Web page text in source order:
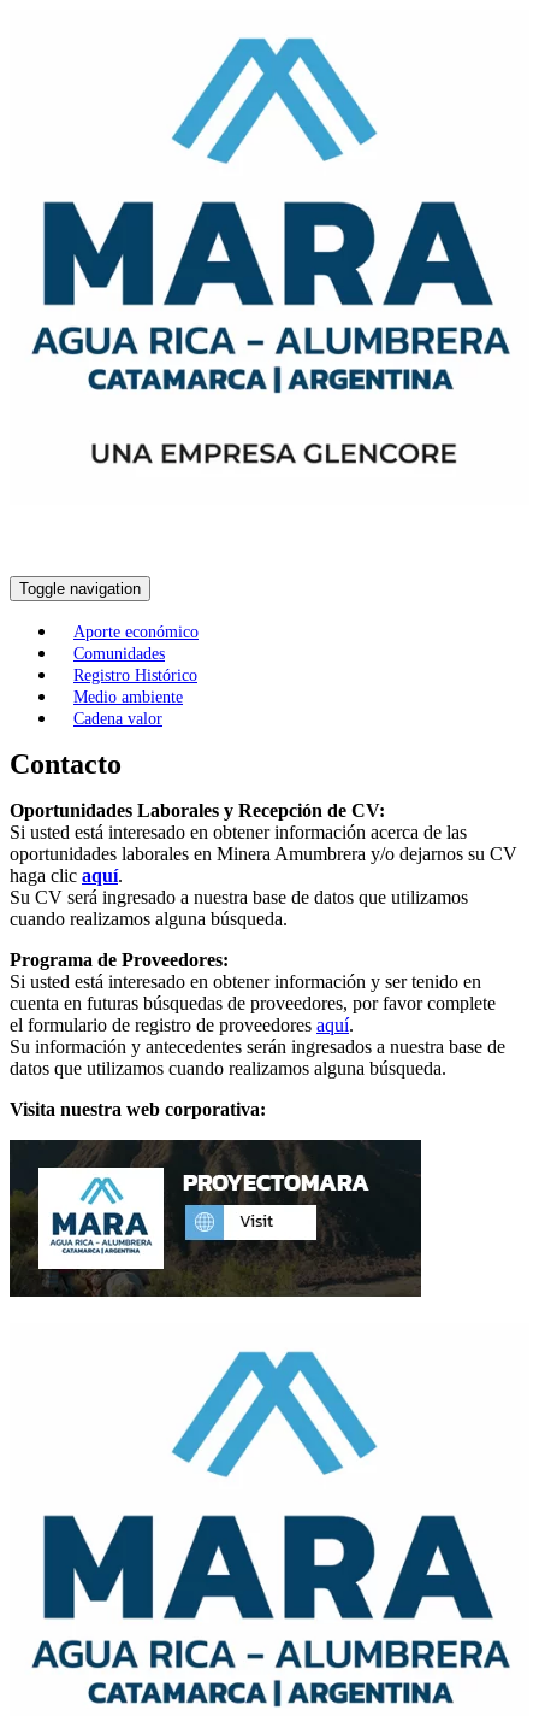
Toggle navigation
Aporte económico
Comunidades
Registro Histórico
Medio ambiente
Cadena valor
Contacto
Oportunidades Laborales y Recepción de CV:
Si usted está interesado en obtener información acerca de las
oportunidades laborales en Minera Amumbrera y/o dejarnos su CV
haga clic aquí.
Su CV será ingresado a nuestra base de datos que utilizamos
cuando realizamos alguna búsqueda.
Programa de Proveedores:
Si usted está interesado en obtener información y ser tenido en
cuenta en futuras búsquedas de proveedores, por favor complete
el formulario de registro de proveedores aquí.
Su información y antecedentes serán ingresados a nuestra base de
datos que utilizamos cuando realizamos alguna búsqueda.
Visita nuestra web corporativa: